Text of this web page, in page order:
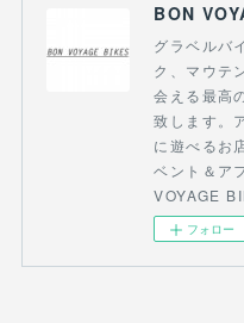
グラベルバ
ク、マウテ
会える最高
致します。
に遊べるお
ベント＆ア
VOYAGE
フォロー